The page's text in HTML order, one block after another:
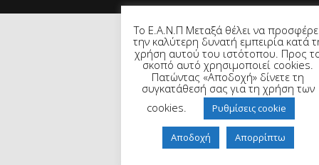
Το Ε.Α.Ν.Π Μεταξά θέλει να
την καλύτερη δυνατή εμπειρία κατά
χρήση αυτού του ιστότοπου. Προς
σκοπό αυτό χρησιμοποιεί cookies.
Πατώντας «Αποδοχή» δίνετε τη
συγκατάθεσή σας για τη χρήση των
cookies.
Ρυθμίσεις cookie
Αποδοχή Απορρίπτω